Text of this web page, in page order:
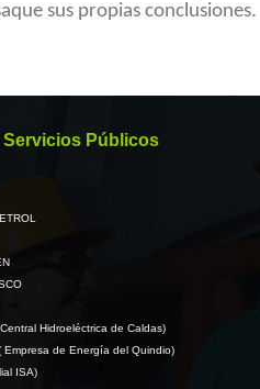
sus propias conclusiones.
Servicios Públicos
Hidroeléctrica de Caldas)
Empresa de Energía del Quindio)
ISA)